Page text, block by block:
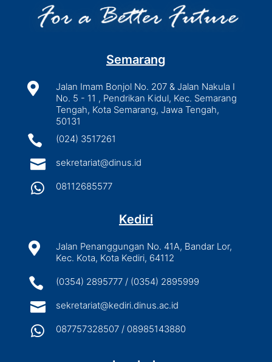
Semarang

Jalan Imam Bonjol No. 207 & Jalan Nakula I
No. 5 - 11 , Pendrikan Kidul, Kec. Semarang
Tengah, Kota Semarang, Jawa Tengah,
50131
 (024) 3517261
 sekretariat@dinus.id
 08112685577
Kediri

Jalan Penanggungan No. 41A, Bandar Lor,
Kec. Kota, Kota Kediri, 64112
 (0354) 2895777 / (0354) 2895999
 sekretariat@kediri.dinus.ac.id
 087757328507 / 08985143880